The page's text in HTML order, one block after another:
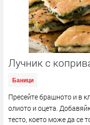
Лучник с
Баници
Пресейте брашното и в
олиото и оцета.
тесто, което може да се